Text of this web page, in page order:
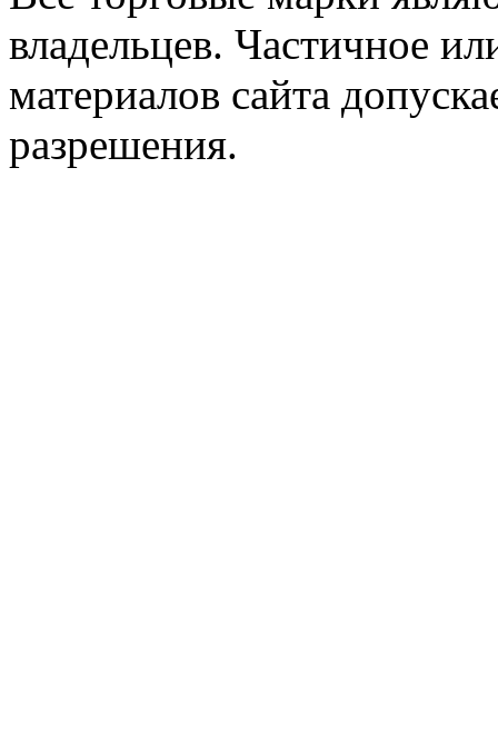
владельцев. Частичное
материалов сайта
разрешения.